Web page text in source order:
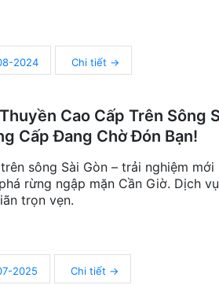
2024 Chi tiết →
Cao Cấp Trên Sông
Cấp Đang Chờ Đón Bạn!
sông Sài Gòn – trải nghiệm mới
rừng ngập mặn Cần Giờ. Dịch
trọn vẹn.
2025 Chi tiết →